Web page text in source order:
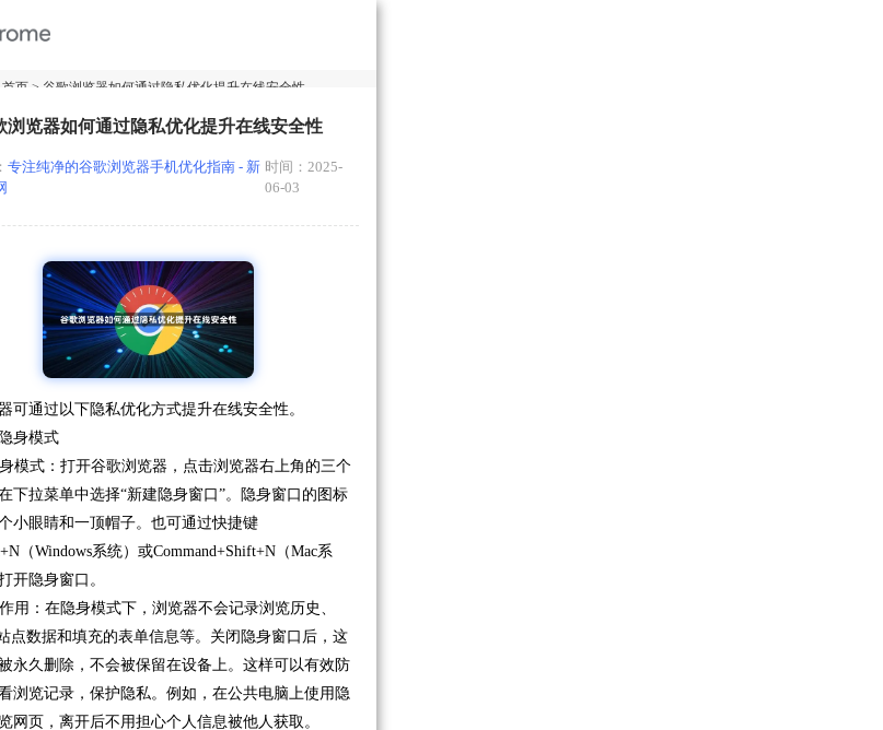
首页 > 谷歌浏览器如何通过隐私优化提升在线安全性
浏览器如何通过隐私优化提升在线安全性
专注纯净的谷歌浏览器手机优化指南 - 新 时间：2025-
06-03
可通过以下隐私优化方式提升在线安全性。
身模式
模式：打开谷歌浏览器，点击浏览器右上角的三个
下拉菜单中选择“新建隐身窗口”。隐身窗口的图标
小眼睛和一顶帽子。也可通过快捷键
（Windows系统）或Command+Shift+N（Mac系
开隐身窗口。
用：在隐身模式下，浏览器不会记录浏览历史、
点数据和填充的表单信息等。关闭隐身窗口后，这
永久删除，不会被保留在设备上。这样可以有效防
浏览记录，保护隐私。例如，在公共电脑上使用隐
网页，离开后不用担心个人信息被他人获取。